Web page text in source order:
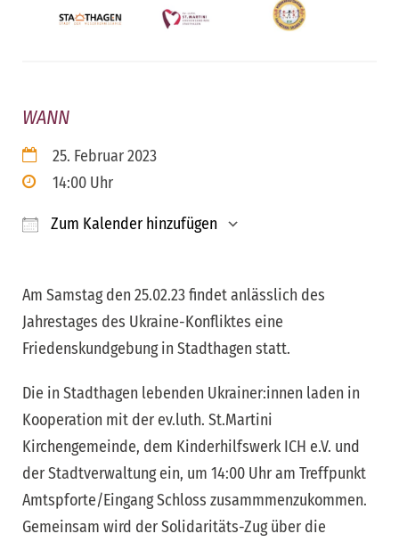
WANN
25. Februar 2023
14:00 Uhr
Zum Kalender hinzufügen
Am Samstag den 25.02.23 findet anlässlich des
Jahrestages des Ukraine-Konfliktes eine
Friedenskundgebung in Stadthagen statt.
Die in Stadthagen lebenden Ukrainer:innen laden in
Kooperation mit der ev.luth. St.Martini
Kirchengemeinde, dem Kinderhilfswerk ICH e.V. und
der Stadtverwaltung ein, um 14:00 Uhr am Treffpunkt
Amtspforte/Eingang Schloss zusammmenzukommen.
Gemeinsam wird der Solidaritäts-Zug über die